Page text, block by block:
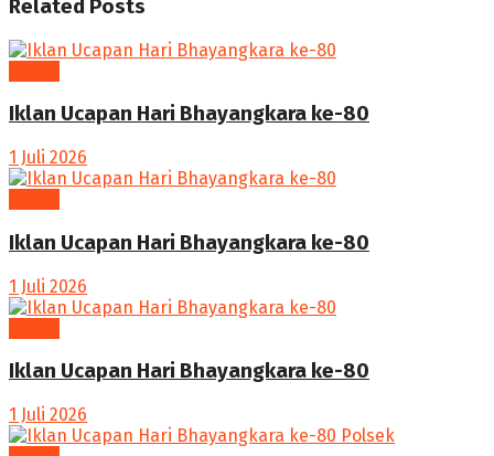
Related Posts
Iklan Ucapan Hari Bhayangkara ke-80
1 Juli 2026
Iklan Ucapan Hari Bhayangkara ke-80
1 Juli 2026
Iklan Ucapan Hari Bhayangkara ke-80
1 Juli 2026